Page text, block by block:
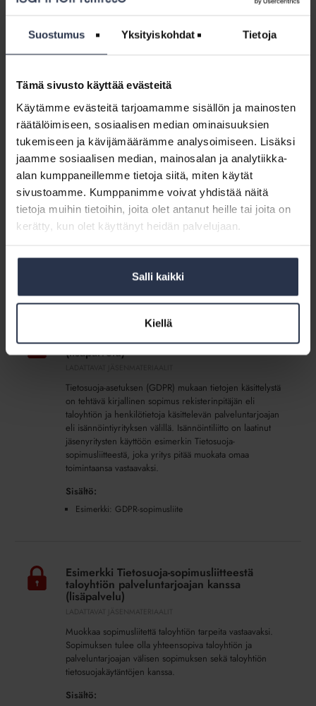
Suostumus Yksityiskohdat Tietoja
Tämä sivusto käyttää evästeitä
Käytämme evästeitä tarjoamamme sisällön ja mainosten
räätälöimiseen, sosiaalisen median ominaisuuksien
tukemiseen ja kävijämäärämme analysoimiseen. Lisäksi
jaamme sosiaalisen median, mainosalan ja analytiikka-
alan kumppaneillemme tietoja siitä, miten käytät
sivustoamme. Kumppanimme voivat yhdistää näitä
tietoja muihin tietoihin, joita olet antanut heille tai joita on
kerätty, kun olet käyttänyt heidän palvelujaan.
Salli kaikki
Kiellä
Koko työkalupaketti, pdf
Saatesanat, pdf
Yhtiökokouskutsu ja esityslista, word
Yhtiökokouskutsu ja esityslista, pdf
Valtakirjamalli, pdf
Osakkaan vastauslomakemalli, pdf
Esimerkki
taloyhtiön
kriisiviestintäsuunnitelmasta
(lisäpalvelu)
Esimerkki taloyhtiön
kriisiviestintäsuunnitelmasta (lisäpalvelu)
Tämä osio on rajattu Isännöintiliiton jäsenyritysten
henkilökunnalle. Kirjaudu sisään
Sisältö:
Esimerkki taloyhtiön kriisiviestintäsuunnitelmasta
sopimusliitteestä
(lisäpalvelu)
Esimerkki Tietosuoja-sopimusliitteestä
(lisäpalvelu)
Tietosuoja-asetuksen (GDPR) mukaan tietojen käsittelystä
on tehtävä kirjallinen sopimus rekisterinpitäjän eli
taloyhtiön ja henkilötietoja käsittelevän palveluntarjoajan
eli isännöintiyrityksen välillä. Isännöintiliitto on laatinut
jäsenyritysten käyttöön esimerkin Tietosuoja-
sopimusliitteestä, joka yritys pitää muokata omaa
toimintaansa vastaavaksi.
Sisältö:
Esimerkki: GDPR-sopimusliite
Tietosuoja-
sopimusliitteestä
taloyhtiön
Esimerkki Tietosuoja-sopimusliitteestä
taloyhtiön palveluntarjoajan kanssa
(lisäpalvelu)
Muokkaa sopimusliitettä taloyhtiön tarpeita vastaavaksi.
Sopimuksen tulee olla yhteensopiva taloyhtiön ja
palveluntarjoajan välisen sopimuksen sekä taloyhtiön
tietosuojakäytäntöjen kanssa.
Sisältö: